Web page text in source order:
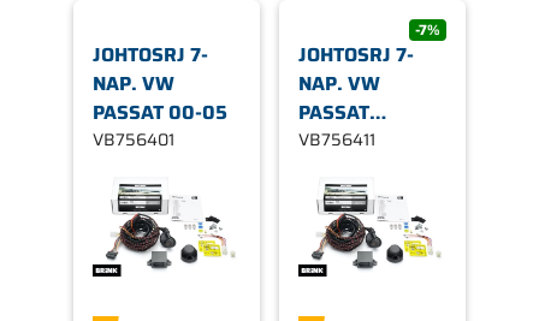
JOHTOSRJ 7-
NAP. VW
PASSAT 00-05
VB756401
-7%
JOHTOSRJ 7-
NAP. VW
PASSAT
VARIANT 00-05
VB756411